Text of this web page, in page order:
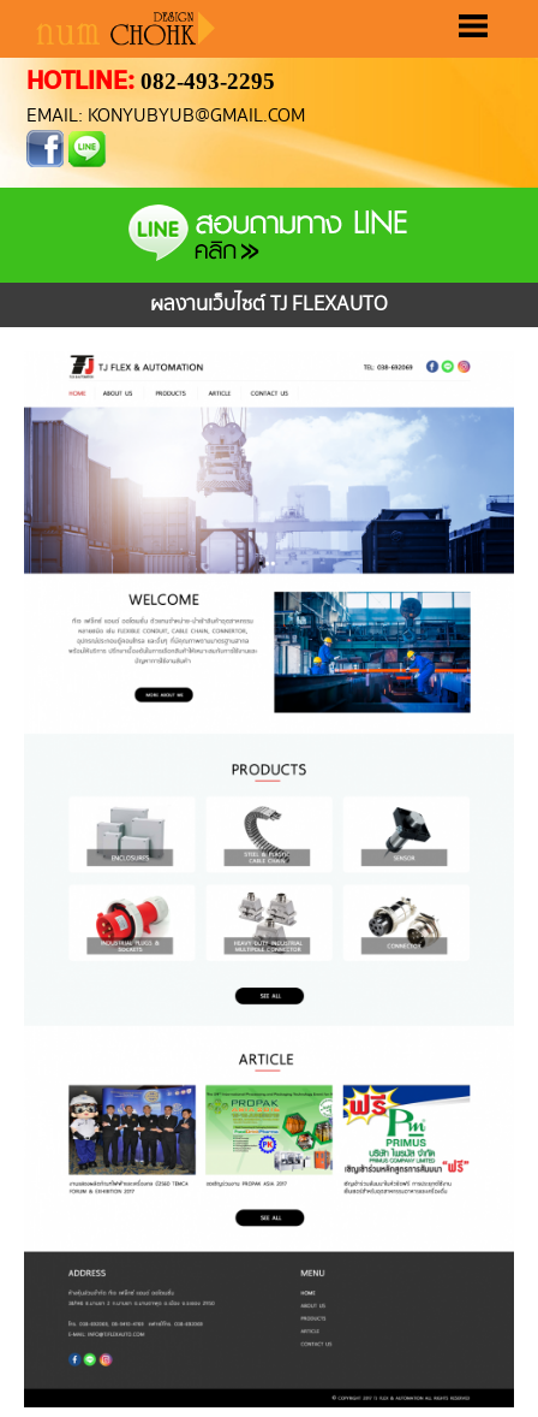
HOTLINE: 082-493-2295
EMAIL: KONYUBYUB@GMAIL.COM
ผลงานเว็บไซต์ TJ FLEXAUTO